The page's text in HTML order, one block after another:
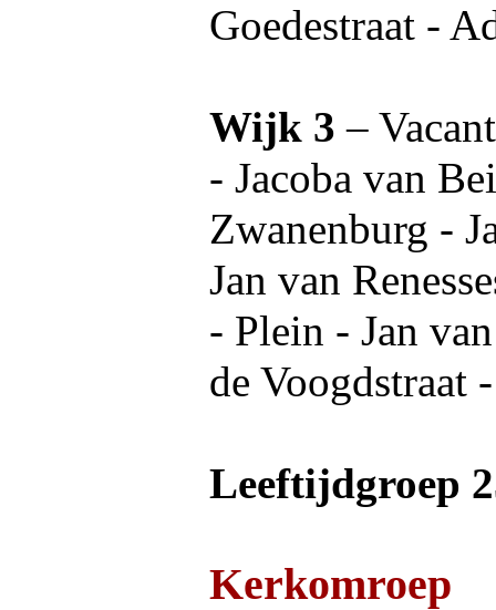
Goedestraat -
Wijk 3 – Vacant
- Jacoba van
Zwanenburg -
Jan van
- Plein - Jan
de Voogdstraat
Leeftijdgroep
Kerkomroep